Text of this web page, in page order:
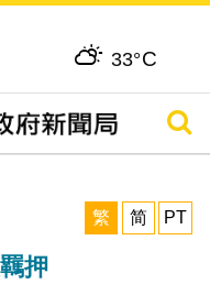
33°C
搜尋
繁
简 PT
押